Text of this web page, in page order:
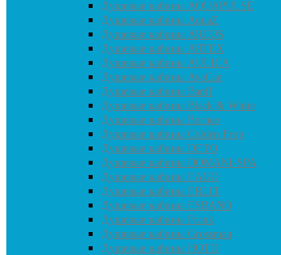
Душевые кабины AQUAPULSE
Душевые кабины AquaZ
Душевые кабины ARCUS
Душевые кабины ARTEX
Душевые кабины AULICA
Душевые кабины AvaCan
Душевые кабины Banff
Душевые кабины Black & White
Душевые кабины Borneo
Душевые кабины Colden Frog
Душевые кабины DETO
Душевые кабины DOMANI-SPA
Душевые кабины EAGO
Душевые кабины ERLIT
Душевые кабины ESBANO
Душевые кабины Frank
Душевые кабины Grossman
Душевые кабины HOTO